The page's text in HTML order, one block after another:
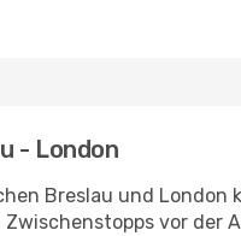
- London
Breslau und
Zwischenstopps vor der